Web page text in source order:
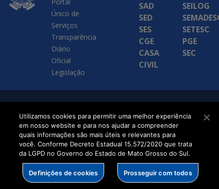
Único de
Serviços
Transparência
Diário
Oficial
Legislação
SAD
SED
SES
CGE
CASA
CIVIL
SEILOG
SETESC
PGE
SEC
Executiva de
Transformação Digital
Utilizamos cookies para permitir uma melhor experiência
em nosso website e para nos ajudar a compreender
quais informações são mais úteis e relevantes para
você. Conforme Decreto Estadual 15.572/2020 que trata
da LGPD no Governo do Estado de Mato Grosso do Sul.
Definições de cookies Prosseguir com todos